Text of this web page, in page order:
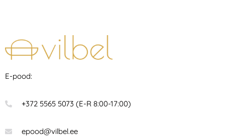
E-pood:
+372 5565 5073 (E-R 8:00-17:00)
epood@vilbel.ee